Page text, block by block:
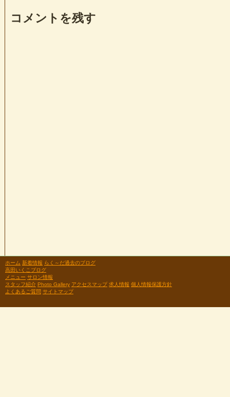
コメントを残す
ホーム 新着情報 らく～だ過去のブログ
高田いくこブログ
メニュー サロン情報
スタッフ紹介 Photo Gallery アクセスマップ 求人情報 個人情報保護方針
よくあるご質問 サイトマップ